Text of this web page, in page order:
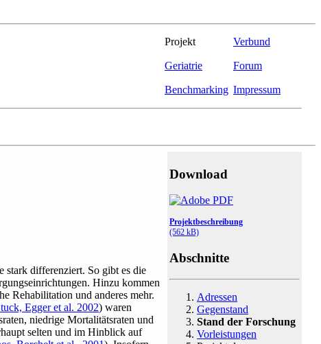
Projekt Verbund
Geriatrie Forum
Benchmarking Impressum
stark differenziert. So gibt es die
Hinzu kommen
Rehabilitation und anderes mehr.
Egger et al. 2002) waren
niedrige Mortalitätsraten und
selten und im Hinblick auf
Download
Projektbeschreibung
(562 kB)
Abschnitte
Adressen
Gegenstand
Stand der Forschung
Vorleistungen